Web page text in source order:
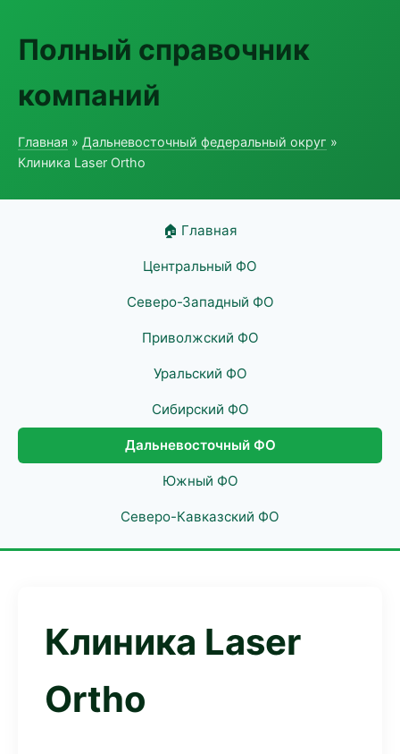
Полный справочник
компаний
Главная » Дальневосточный федеральный округ »
Клиника Laser Ortho
🏠 Главная
Центральный ФО
Северо-Западный ФО
Приволжский ФО
Уральский ФО
Сибирский ФО
Дальневосточный ФО
Южный ФО
Северо-Кавказский ФО
Клиника Laser
Ortho